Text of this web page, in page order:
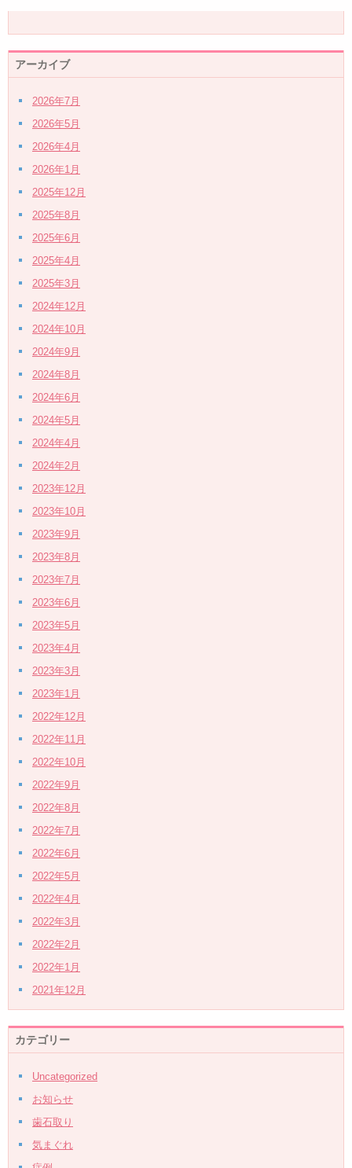
アーカイブ
2026年7月
2026年5月
2026年4月
2026年1月
2025年12月
2025年8月
2025年6月
2025年4月
2025年3月
2024年12月
2024年10月
2024年9月
2024年8月
2024年6月
2024年5月
2024年4月
2024年2月
2023年12月
2023年10月
2023年9月
2023年8月
2023年7月
2023年6月
2023年5月
2023年4月
2023年3月
2023年1月
2022年12月
2022年11月
2022年10月
2022年9月
2022年8月
2022年7月
2022年6月
2022年5月
2022年4月
2022年3月
2022年2月
2022年1月
2021年12月
カテゴリー
Uncategorized
お知らせ
歯石取り
気まぐれ